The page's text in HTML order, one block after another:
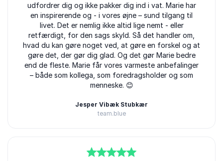
udfordrer dig og ikke pakker dig ind i vat. Marie har
en inspirerende og - i vores øjne – sund tilgang til
livet. Det er nemlig ikke altid lige nemt - eller
retfærdigt, for den sags skyld. Så det handler om,
hvad du kan gøre noget ved, at gøre en forskel og at
gøre det, der gør dig glad. Og det gør Marie bedre
end de fleste. Marie får vores varmeste anbefalinger
– både som kollega, som foredragsholder og som
menneske. 😊
Jesper Vibæk Stubkær
team.blue